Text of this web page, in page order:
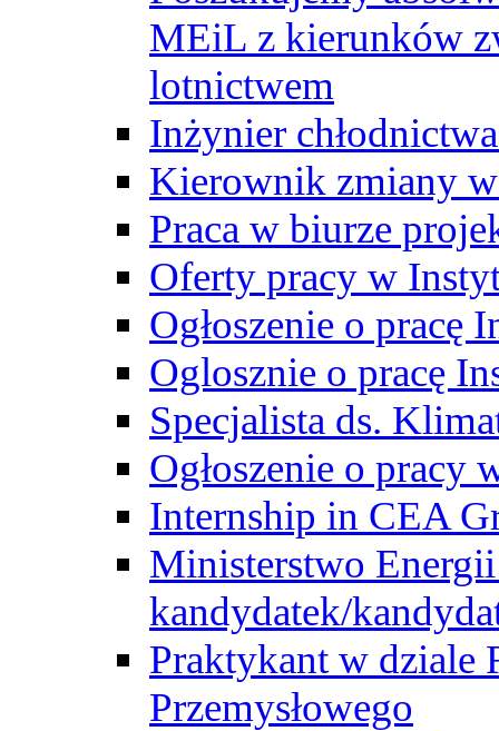
MEiL z kierunków
lotnictwem
Inżynier
Kierownik zmiany
Praca w biurze
Oferty pracy w
Ogłoszenie o pracę
Oglosznie o pracę
Specjalista ds.
Ogłoszenie o pracy
Internship in CEA
Ministerstwo
kandydatek/
Praktykant w dziale
Przemysłowego